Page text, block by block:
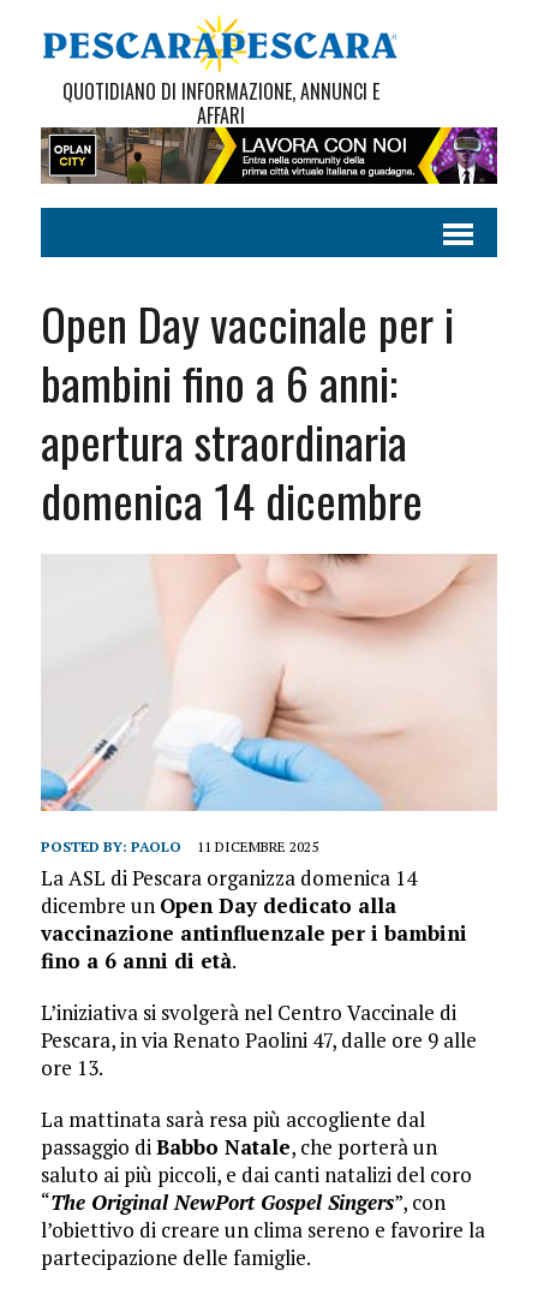
QUOTIDIANO DI INFORMAZIONE, ANNUNCI E
AFFARI
Open Day vaccinale per i
bambini fino a 6 anni:
apertura straordinaria
domenica 14 dicembre
POSTED BY: PAOLO 11 DICEMBRE 2025
La ASL di Pescara organizza domenica 14
dicembre un Open Day dedicato alla
vaccinazione antinfluenzale per i bambini
fino a 6 anni di età.
L’iniziativa si svolgerà nel Centro Vaccinale di
Pescara, in via Renato Paolini 47, dalle ore 9 alle
ore 13.
La mattinata sarà resa più accogliente dal
passaggio diBabbo Natale, che porterà un
saluto ai più piccoli, e dai canti natalizi del coro
“The Original NewPort Gospel Singers”, con
l’obiettivo di creare un clima sereno e favorire la
partecipazione delle famiglie.